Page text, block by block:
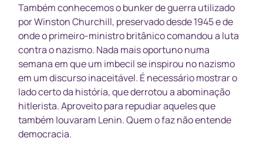
Também conhecemos o bunker de guerra utilizado
por Winston Churchill, preservado desde 1945 e de
onde o primeiro-ministro britânico comandou a luta
contra o nazismo. Nada mais oportuno numa
semana em que um imbecil se inspirou no nazismo
em um discurso inaceitável. É necessário mostrar o
lado certo da história, que derrotou a abominação
hitlerista. Aproveito para repudiar aqueles que
também louvaram Lenin. Quem o faz não entende
democracia.